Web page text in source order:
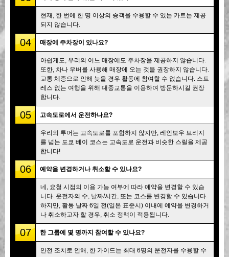
현재, 한 번에 한 명 이상의 승객을 수용할 수 있는 카트는 제공
되지 않습니다.
04 매장에 주차장이 있나요?
아쉽게도, 우리의 어느 매장에도 주차장을 제공하지 않습니다.
또한, 차나 우버를 사용해 매장에 오는 것을 권장하지 않습니다.
교통 체증으로 인해 늦을 경우 활동에 참여할 수 없습니다. 스트
레스 없는 여행을 위해 대중교통을 이용하여 방문하시길 권장
합니다.
05 고속도로에서 운전하나요?
우리의 투어는 고속도로를 포함하지 않지만, 레인보우 브리지
를 넘는 도쿄 베이 코스는 고속도로 운전과 비슷한 스릴을 제공
합니다!
06 예약을 변경하거나 취소할 수 있나요?
네, 요청 시점의 이용 가능 여부에 따라 예약을 변경할 수 있습
니다. 운전자의 수, 날짜/시간, 또는 코스를 변경할 수 있습니다.
하지만, 활동 날짜 6일 전(일본 표준시) 이내에 예약을 변경하거
나 취소하고자 할 경우, 취소 정책이 적용됩니다.
07 한 그룹에 몇 명까지 참여할 수 있나요?
안전 조치로 인해, 한 가이드는 최대 6명의 운전자를 수용할 수